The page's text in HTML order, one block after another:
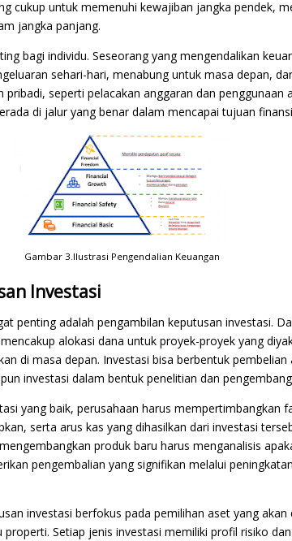
cukup untuk memenuhi kewajiban jangka pendek,
jangka panjang.
bagi individu. Seseorang yang mengendalikan
sehari-hari, menabung untuk masa depan,
pribadi, seperti pelacakan anggaran dan penggunaan
di jalur yang benar dalam mencapai tujuan
Gambar 3.Ilustrasi Pengendalian Keuangan
Investasi
penting adalah pengambilan keputusan investasi.
alokasi dana untuk proyek-proyek yang
di masa depan. Investasi bisa berbentuk
investasi dalam bentuk penelitian dan
yang baik, perusahaan harus mempertimbangkan
serta arus kas yang dihasilkan dari investasi
produk baru harus menganalisis
pengembalian yang signifikan melalui
investasi berfokus pada pemilihan aset yang akan
Setiap jenis investasi memiliki profil risiko